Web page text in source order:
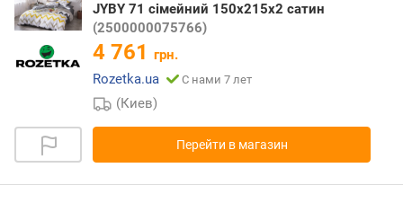
JYBY 71 сімейний 150x215х2 сатин
(2500000075766)
4 761 грн.
Rozetka.ua
С нами 7 лет
(Киев)
Перейти в магазин